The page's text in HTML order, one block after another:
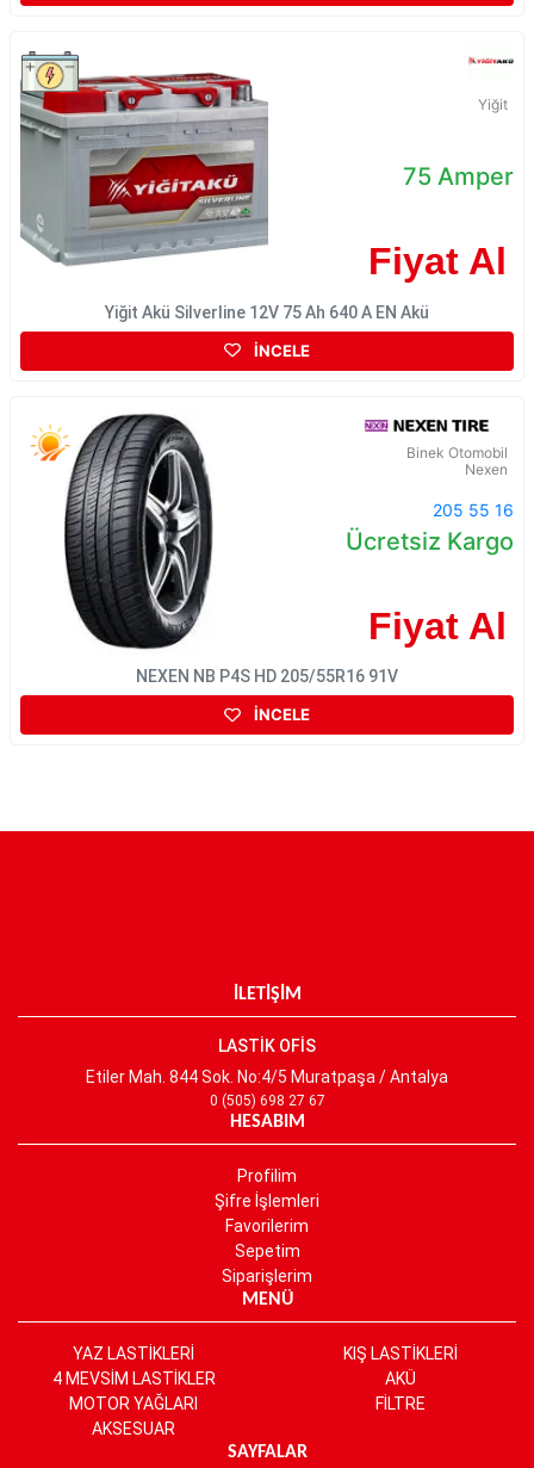
Yiğit
75 Amper
Fiyat Al
Yiğit Akü Silverline 12V 75 Ah 640 A EN Akü
İNCELE
Binek Otomobil
Nexen
205 55 16
Ücretsiz Kargo
Fiyat Al
NEXEN NB P4S HD 205/55R16 91V
İNCELE
İLETİŞİM
LASTİK OFİS
Etiler Mah. 844 Sok. No:4/5 Muratpaşa / Antalya
0 (505) 698 27 67
HESABIM
Profilim
Şifre İşlemleri
Favorilerim
Sepetim
Siparişlerim
MENÜ
YAZ LASTİKLERİ
KIŞ LASTİKLERİ
4 MEVSİM LASTİKLER
AKÜ
MOTOR YAĞLARI
FİLTRE
AKSESUAR
SAYFALAR